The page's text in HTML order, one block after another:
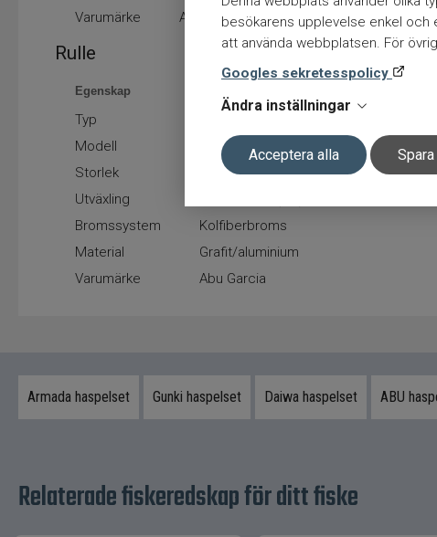
besökarens upplevelse enkel
att använda webbplatsen. För
Googles sekretesspolicy
Ändra inställningar
Acceptera alla
Varumärke
Abu Garcia
Rulle
Egenskap
Typ
Modell
Spike S 2500SH
Storlek
2500
Utväxling
Bromssystem
Kolfiberbroms
Material
Grafit/aluminium
Varumärke
Abu Garcia
Armada haspelset Gunki haspelset Daiwa haspelset ABU
Relaterade fiskeredskap för ditt fiske